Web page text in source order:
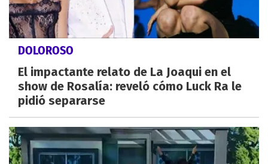
DOLOROSO
El impactante relato de La Joaqui en el
show de Rosalía: reveló cómo Luck Ra le
pidió separarse